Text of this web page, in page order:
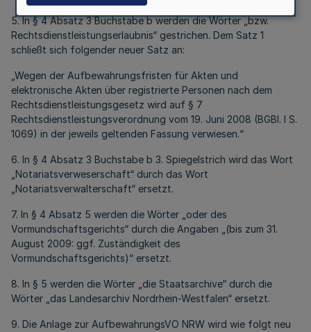
5. In § 4 Absatz 3 Buchstabe b werden die Wörter „bzw.
Rechtsdienstleistungserlaubnis“ gestrichen. Dem Satz 1
schließt sich folgender neuer Satz an:
„Wegen der Aufbewahrungsfristen für Akten und
elektronische Akten über registrierte Personen nach dem
Rechtsdienstleistungsgesetz wird auf § 7
Rechtsdienstleistungsverordnung vom 19. Juni 2008 (BGBl. I S.
1069) in der jeweils geltenden Fassung verwiesen.“
6. In § 4 Absatz 3 Buchstabe b 3. Spiegelstrich wird das Wort
„Notariatsverweserschaft“ durch das Wort
„Notariatsverwalterschaft“ ersetzt.
7. In § 4 Absatz 5 werden die Wörter „oder des
Vormundschaftsgerichts“ durch die Angaben „(bis zum 31.
August 2009: ggf. Zuständigkeit des
Vormundschaftsgerichts)“ ersetzt.
8. In § 5 werden die Wörter „die Staatsarchive“ durch die
Wörter „das Landesarchiv Nordrhein-Westfalen“ ersetzt.
9. Die Anlage zur AufbewahrungsVO NRW wird wie folgt neu